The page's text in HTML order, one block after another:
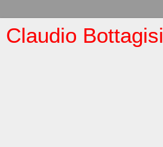
Claudio Bottagisi